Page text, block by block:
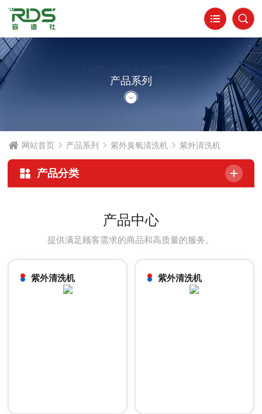
PRODUCTS
产品系列
网站首页 产品系列 紫外臭氧清洗机 紫外清洗机
产品分类
产品中心
提供满足顾客需求的商品和高质量的服务。
紫外清洗机 紫外清洗机